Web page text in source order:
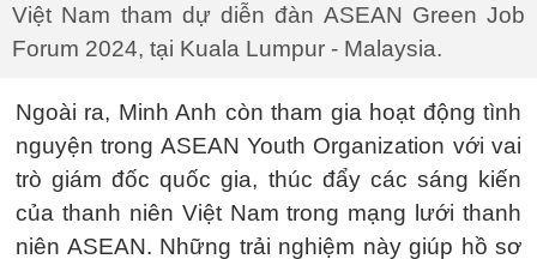
Việt Nam tham dự diễn đàn ASEAN Green Job
Forum 2024, tại Kuala Lumpur - Malaysia.
Ngoài ra, Minh Anh còn tham gia hoạt động tình
nguyện trong ASEAN Youth Organization với vai
trò giám đốc quốc gia, thúc đẩy các sáng kiến
của thanh niên Việt Nam trong mạng lưới thanh
niên ASEAN. Những trải nghiệm này giúp hồ sơ